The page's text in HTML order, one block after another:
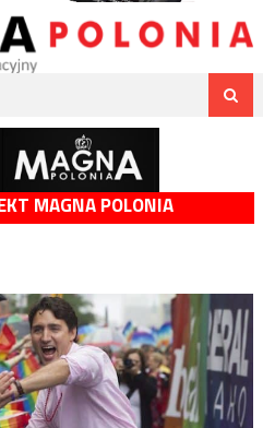
MAGNA POLONIA